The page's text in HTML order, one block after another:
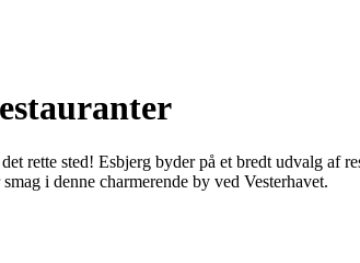
rette sted! Esbjerg byder på et bredt udvalg af
i denne charmerende by ved Vesterhavet.